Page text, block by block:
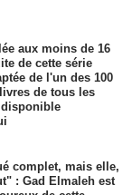
aux moins de 16
de cette série
de l'un des 100
de tous les
complet, mais elle,
: Gad Elmaleh est